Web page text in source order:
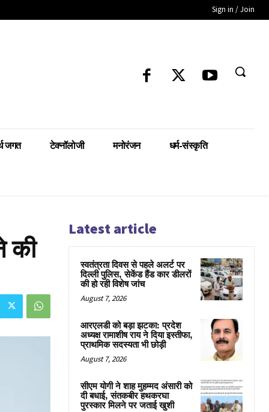
Sign in / Join
जगत टेक्नॉलोजी मनोरंजन धर्म-संस्कृति
की
Latest article
स्वतंत्रता दिवस से पहले अलर्ट पर
दिल्ली पुलिस, सेकेंड हैंड कार डीलरों
की हो रही विशेष जांच
August 7, 2026
आरएलडी को बड़ा झटका: प्रदेश
अध्यक्ष रामाशीष राय ने दिया इस्तीफा,
प्राथमिक सदस्यता भी छोड़ी
August 7, 2026
सीएम योगी ने शाह मुहम्मद अंसारी को
दी बधाई, संतकबीर हथकरघा
पुरस्कार मिलने पर जताई खुशी